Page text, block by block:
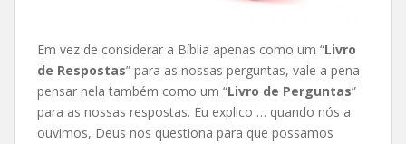
Em vez de considerar a Bíblia apenas como um “Livro
de Respostas” para as nossas perguntas, vale a pena
pensar nela também como um “Livro de Perguntas”
para as nossas respostas. Eu explico … quando nós a
ouvimos, Deus nos questiona para que possamos